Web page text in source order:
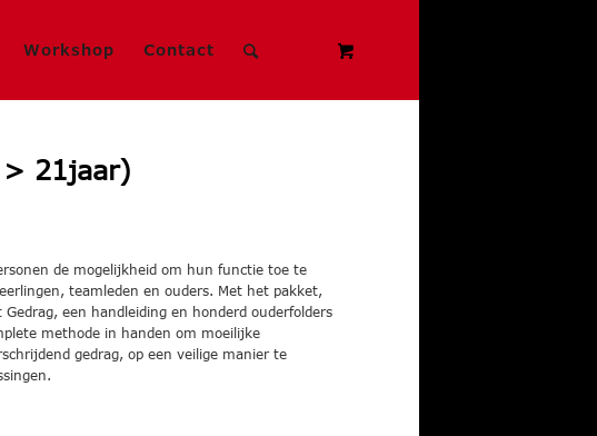
Workshop Contact
> 21jaar)
de mogelijkheid om hun functie toe te
teamleden en ouders. Met het pakket,
een handleiding en honderd ouderfolders
methode in handen om moeilijke
gedrag, op een veilige manier te